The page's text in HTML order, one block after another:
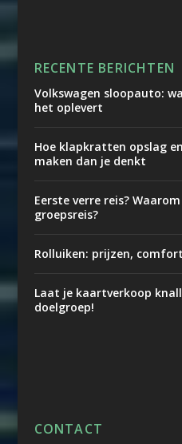
RECENTE BERICHTEN
Volkswagen sloopauto:
het oplevert
Hoe klapkratten opslag
maken dan je denkt
Eerste verre reis?
groepsreis?
Rolluiken: prijzen,
Laat je kaartverkoop
doelgroep!
CONTACT